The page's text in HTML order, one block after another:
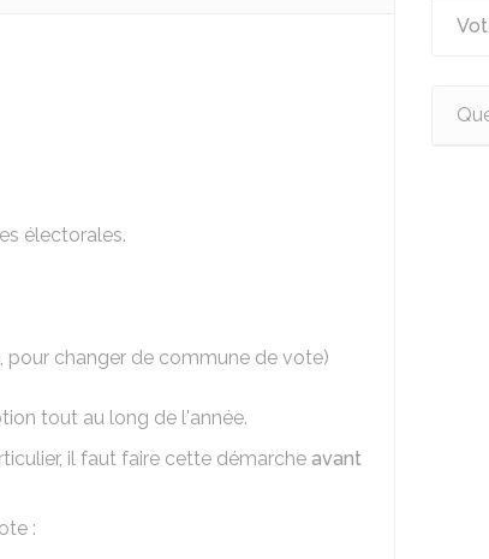
électorales.
pour changer de commune de vote)
tout au long de l'année.
il faut faire cette démarche avant
: